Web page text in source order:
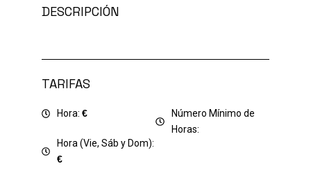
DESCRIPCIÓN
TARIFAS
Hora:€
Hora (Vie, Sáb y Dom):
€
Número Mínimo de
Horas: